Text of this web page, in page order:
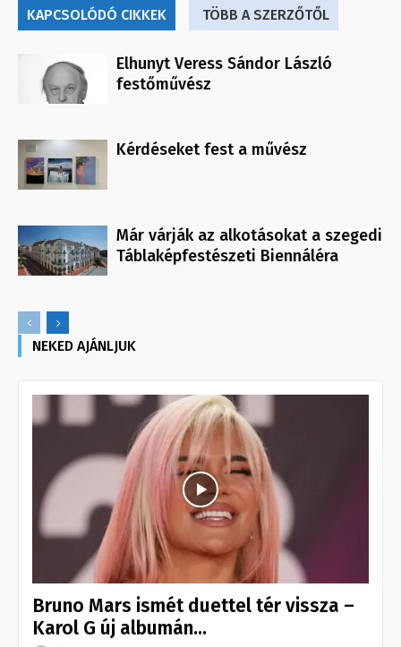
KAPCSOLÓDÓ CIKKEK TÖBB A SZERZŐTŐL
Elhunyt Veress Sándor László
festőművész
Kérdéseket fest a művész
Már várják az alkotásokat a szegedi
Táblaképfestészeti Biennáléra
NEKED AJÁNLJUK
Bruno Mars ismét duettel tér vissza –
Karol G új albumán...